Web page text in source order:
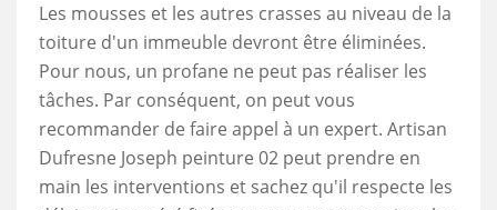
Les mousses et les autres crasses au niveau de la
toiture d'un immeuble devront être éliminées.
Pour nous, un profane ne peut pas réaliser les
tâches. Par conséquent, on peut vous
recommander de faire appel à un expert. Artisan
Dufresne Joseph peinture 02 peut prendre en
main les interventions et sachez qu'il respecte les